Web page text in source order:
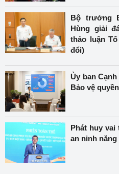
Bộ trưởng
Hùng giải
thảo luận
đổi)
Ủy ban
Bảo vệ
Phát huy vai
an ninh